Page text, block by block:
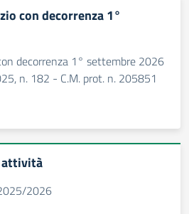
con decorrenza 1°
decorrenza 1° settembre 2026
n. 182 - C.M. prot. n. 205851
attività
2026